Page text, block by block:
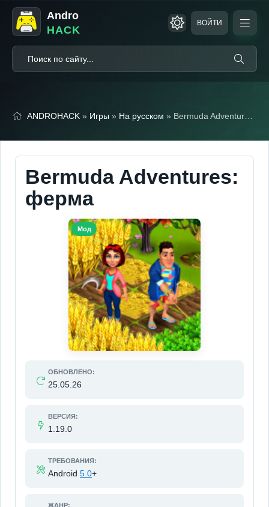
Andro
HACK
ВОЙТИ
ANDROHACK » Игры » На русском » Bermuda Adventures: ферма (Мод, Много денег)
Bermuda Adventures:
ферма
ОБНОВЛЕНО:
25.05.26
ВЕРСИЯ:
1.19.0
ТРЕБОВАНИЯ:
Android 5.0+
ЖАНР:
Мод